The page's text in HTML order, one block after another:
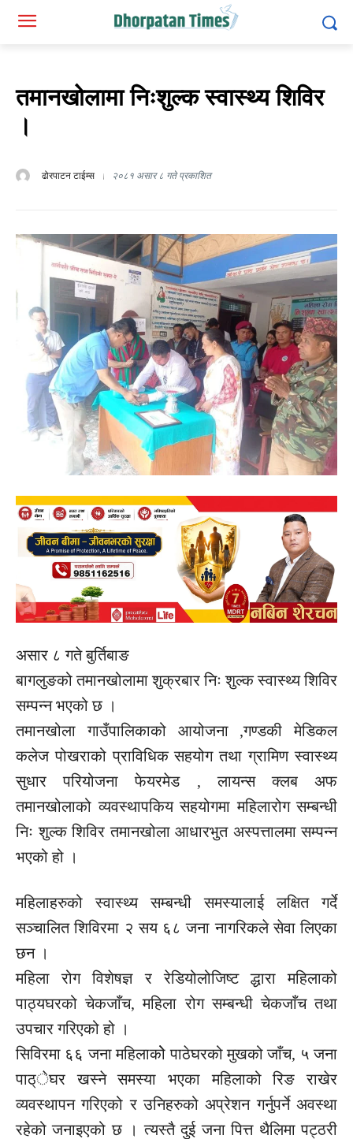
तमानखोलामा निःशुल्क स्वास्थ्य शिविर
।
ढोरपाटन टाईम्स २०८१ असार ८ गते प्रकाशित
असार ८ गते बुर्तिबाङ
बागलुङको तमानखोलामा शुक्रबार निः शुल्क स्वास्थ्य शिविर
सम्पन्न भएको छ ।
तमानखोला गाउँपालिकाको आयोजना ,गण्डकी मेडिकल
कलेज पोखराको प्राविधिक सहयोग तथा ग्रामिण स्वास्थ्य
सुधार परियोजना फेयरमेड , लायन्स क्लब अफ
तमानखोलाको व्यवस्थापकिय सहयोगमा महिलारोग सम्बन्धी
निः शुल्क शिविर तमानखोला आधारभुत अस्पत्तालमा सम्पन्न
भएको हो ।
महिलाहरुको स्वास्थ्य सम्बन्धी समस्यालाई लक्षित गर्दे
सञ्चालित शिविरमा २ सय ६८ जना नागरिकले सेवा लिएका
छन ।
महिला रोग विशेषज्ञ र रेडियोलोजिष्ट द्धारा महिलाको
पाठ्यघरको चेकजाँच, महिला रोग सम्बन्धी चेकजाँच तथा
उपचार गरिएको हो ।
सिविरमा ६६ जना महिलाकोे पाठेघरको मुखको जाँच, ५ जना
पाठ्ेघर खस्ने समस्या भएका महिलाको रिङ राखेर
व्यवस्थापन गरिएको र उनिहरुको अप्रेशन गर्नुपर्ने अवस्था
रहेको जनाइएको छ । त्यस्तै दुई जना पित्त थैलिमा पट्ठरी